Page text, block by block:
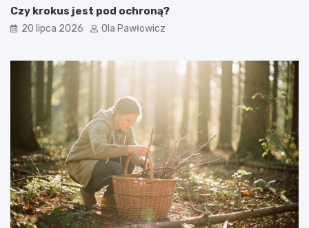
Czy krokus jest pod ochroną?
20 lipca 2026 Ola Pawłowicz